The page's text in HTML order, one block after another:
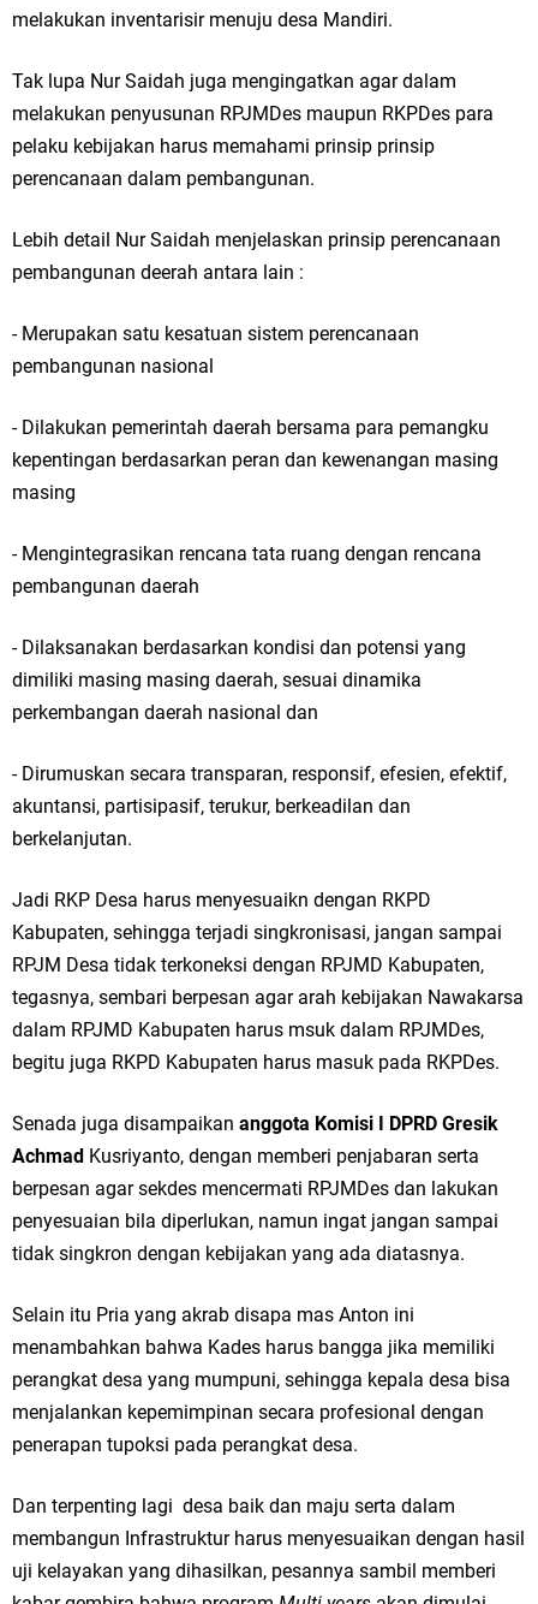
Jakarta
Pemdes Cibanteng Salurkan PMT: Cegah Stunting, Perkuat Gizi Balita
dan Ibu Hamil Narasi
Zakat Produktif Dorong Kemandirian UMKM, LAZISNU Kedamean Bantu
Kembangkan Warung Bu Wiwik
Karang Taruna Gresik Perkuat Ekonomi Lewat Pemanfaatan Gedung C
Islamic Center
Nila Yani Apresiasi Launching Komunitas Gowes dan Pasar Ahad
Jajanan Jadul di Ecopark Randuagung
Takmir Masjid KH Robbach Ma’sum Gelar Penyembelihan Hewan
DPC PDI Perjuangan Gresik Tebar Berkah Idul Adha, Bagikan Daging
Ponpes Himmatul Khoiriyah Gelar Penyembelihan Hewan Qurban dari
RT 03 RW 01 Patra Raya Rosewood Cerme Gresik Berbenah dan
Bersolek, Siap Meriahkan HUT Ke 81 RI
melakukan inventarisir menuju desa Mandiri.
Tak lupa Nur Saidah juga mengingatkan agar dalam
melakukan penyusunan RPJMDes maupun RKPDes para
pelaku kebijakan harus memahami prinsip prinsip
perencanaan dalam pembangunan.
Lebih detail Nur Saidah menjelaskan prinsip perencanaan
pembangunan deerah antara lain :
- Merupakan satu kesatuan sistem perencanaan
pembangunan nasional
- Dilakukan pemerintah daerah bersama para pemangku
kepentingan berdasarkan peran dan kewenangan masing
masing
- Mengintegrasikan rencana tata ruang dengan rencana
pembangunan daerah
- Dilaksanakan berdasarkan kondisi dan potensi yang
dimiliki masing masing daerah, sesuai dinamika
perkembangan daerah nasional dan
- Dirumuskan secara transparan, responsif, efesien, efektif,
akuntansi, partisipasif, terukur, berkeadilan dan
berkelanjutan.
Jadi RKP Desa harus menyesuaikn dengan RKPD
Kabupaten, sehingga terjadi singkronisasi, jangan sampai
RPJM Desa tidak terkoneksi dengan RPJMD Kabupaten,
tegasnya, sembari berpesan agar arah kebijakan Nawakarsa
dalam RPJMD Kabupaten harus msuk dalam RPJMDes,
begitu juga RKPD Kabupaten harus masuk pada RKPDes.
Senada juga disampaikan anggota Komisi I DPRD Gresik
Achmad Kusriyanto, dengan memberi penjabaran serta
berpesan agar sekdes mencermati RPJMDes dan lakukan
penyesuaian bila diperlukan, namun ingat jangan sampai
tidak singkron dengan kebijakan yang ada diatasnya.
Selain itu Pria yang akrab disapa mas Anton ini
menambahkan bahwa Kades harus bangga jika memiliki
perangkat desa yang mumpuni, sehingga kepala desa bisa
menjalankan kepemimpinan secara profesional dengan
penerapan tupoksi pada perangkat desa.
Dan terpenting lagi desa baik dan maju serta dalam
membangun Infrastruktur harus menyesuaikan dengan hasil
uji kelayakan yang dihasilkan, pesannya sambil memberi